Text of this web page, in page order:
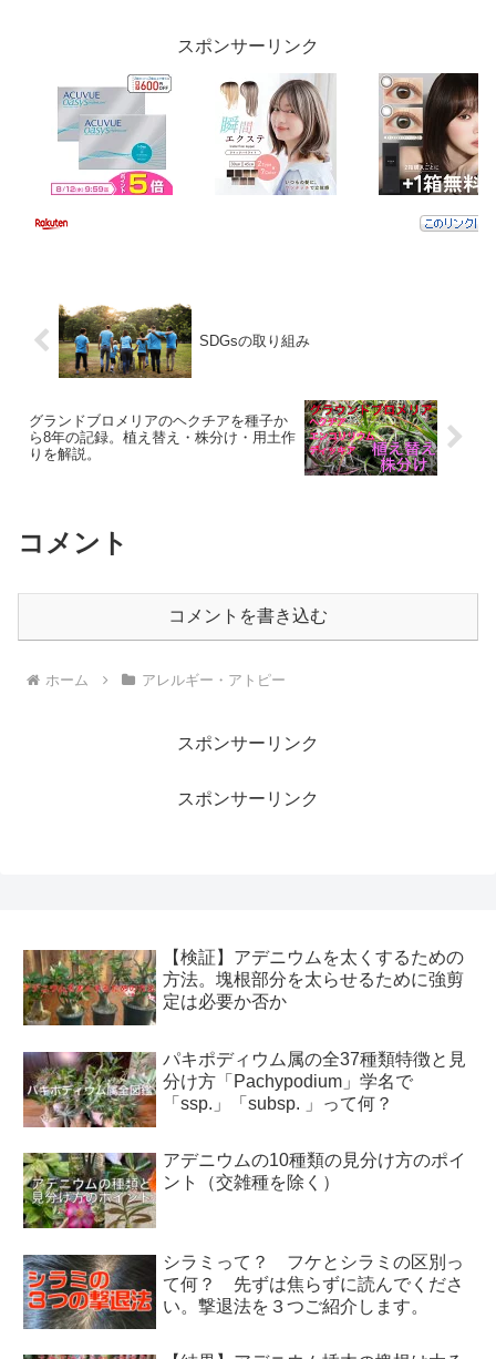
スポンサーリンク
SDGsの取り組み
グランドブロメリアのヘクチアを種子か
ら8年の記録。植え替え・株分け・用土作
りを解説。
コメント
コメントを書き込む
ホーム アレルギー・アトピー
スポンサーリンク
スポンサーリンク
【検証】アデニウムを太くするための
方法。塊根部分を太らせるために強剪
定は必要か否か
パキポディウム属の全37種類特徴と見
分け方「Pachypodium」学名で
「ssp.」「subsp. 」って何？
アデニウムの10種類の見分け方のポイ
ント（交雑種を除く）
シラミって？ フケとシラミの区別っ
て何？ 先ずは焦らずに読んでくださ
い。撃退法を３つご紹介します。